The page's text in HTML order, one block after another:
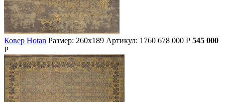
Ковер Hotan Размер: 260х189 Артикул: 1760 678 000 Р 545 000
Р